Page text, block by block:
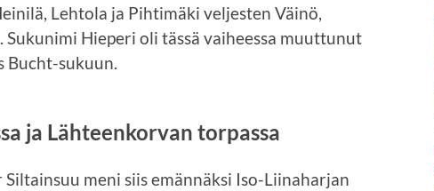
Lehtola ja Pihtimäki veljesten Väinö,
Hieperi oli tässä vaiheessa muuttunut
Bucht-sukuun.
ja Lähteenkorvan torpassa
meni siis emännäksi Iso-Liinaharjan